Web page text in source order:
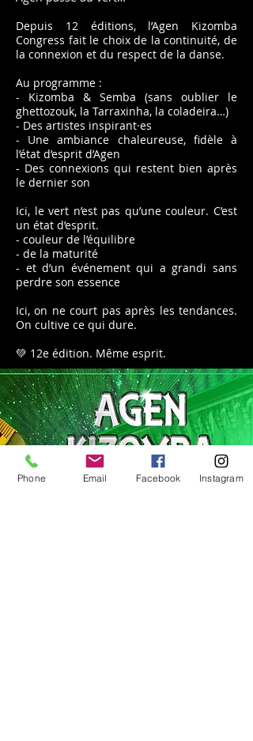
Depuis 12 éditions, l’Agen Kizomba
Congress fait le choix de la continuité, de
la connexion et du respect de la danse.
Au programme :
- Kizomba & Semba (sans oublier le
ghettozouk, la Tarraxinha, la coladeira…)
- Des artistes inspirant·es
- Une ambiance chaleureuse, fidèle à
l’état d’esprit d’Agen
- Des connexions qui restent bien après
le dernier son
Ici, le vert n’est pas qu’une couleur. C’est
un état d’esprit.
- couleur de l’équilibre
- de la maturité
- et d’un événement qui a grandi sans
perdre son essence
Ici, on ne court pas après les tendances.
On cultive ce qui dure.
💚 12e édition. Même esprit.
Phone Email Facebook Instagram